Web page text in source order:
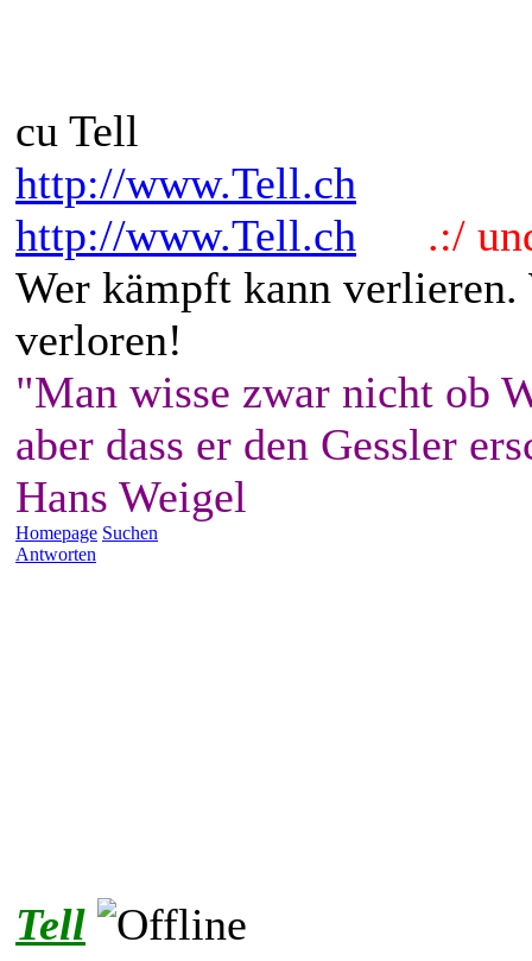
cu Tell
http://www.Tell.ch
http://www.Tell.ch
.:/
Wer kämpft kann
verloren!
"Man wisse zwar nicht ob
aber dass er den Gessler
Hans Weigel
Homepage Suchen
Antworten
Tell